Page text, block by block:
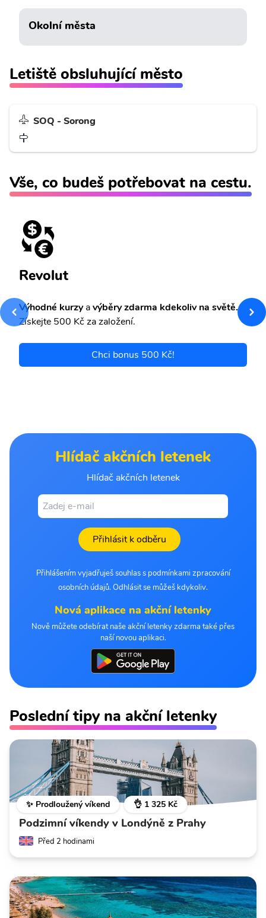
Okolní města
Letiště obsluhující město
SOQ - Sorong
Vše, co budeš potřebovat na cestu.
Revolut
Výhodné kurzyavýběry zdarma kdekoliv na světě.
Získejte 500 Kč za založení.
Chci bonus 500 Kč!
Hlídač akčních letenek
Hlídač akčních letenek
Přihlásit k odběru
Přihlášením vyjadřuješ souhlas s podmínkami zpracování
osobních údajů. Odhlásit se můžeš kdykoliv.
Nová aplikace na akční letenky
Nově můžete odebírat naše akční letenky zdarma také přes
naší novou aplikaci.
Poslední tipy na akční letenky
✨ Prodloužený víkend 👌 1 325 Kč
Podzimní víkendy v Londýně z Prahy
Před 2 hodinami